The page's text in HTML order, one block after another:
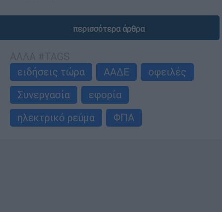
περισσότερα άρθρα
ειδήσεις τώρα
ΑΑΔΕ
οφειλές
Συνεργασία
εφορία
ηλεκτρικό ρεύμα
ΦΠΑ